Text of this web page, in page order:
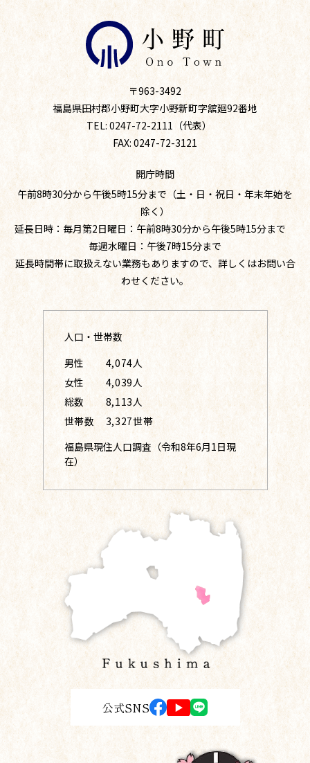
〒963-3492
福島県田村郡小野町大字小野新町字舘廻92番地
TEL: 0247-72-2111（代表）
FAX: 0247-72-3121
開庁時間
午前8時30分から午後5時15分まで（土・日・祝日・年末年始を
除く）
延長日時：毎月第2日曜日：午前8時30分から午後5時15分まで
毎週水曜日：午後7時15分まで
延長時間帯に取扱えない業務もありますので、詳しくはお問い合
わせください。
人口・世帯数
男性
4,074人
女性
4,039人
総数
8,113人
世帯数
3,327世帯
福島県現住人口調査（令和8年6月1日現
在）
公式SNS